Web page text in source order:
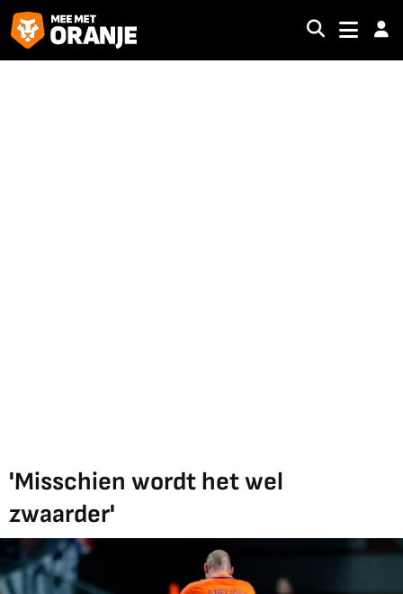
'Misschien wordt het wel
zwaarder'